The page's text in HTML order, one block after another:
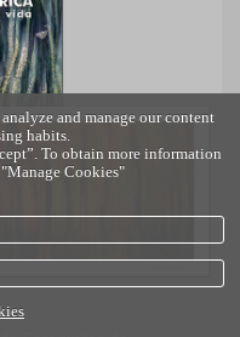
and manage our content
habits.
To obtain more information
Cookies"